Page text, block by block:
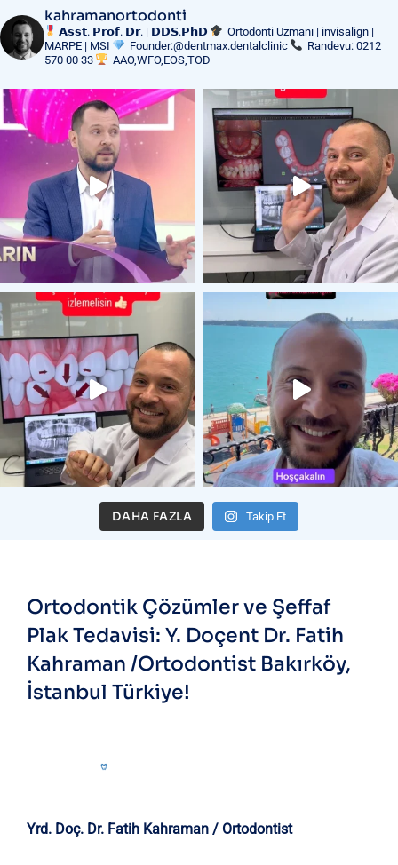
kahramanortodonti
𝗔𝘀𝘀𝘁. 𝗣𝗿𝗼𝗳. 𝗗𝗿. | 𝗗𝗗𝗦.𝗣𝗵𝗗
Ortodonti Uzmanı | invisalign |
MARPE | MSI
Founder:@dentmax.dentalclinic
Randevu: 0212
570 00 33
AAO,WFO,EOS,TOD
DAHA FAZLA Takip Et
Ortodontik Çözümler ve Şeffaf
Plak Tedavisi: Y. Doçent Dr. Fatih
Kahraman /Ortodontist Bakırköy,
İstanbul Türkiye!
Yrd. Doç. Dr. Fatih Kahraman / Ortodontist